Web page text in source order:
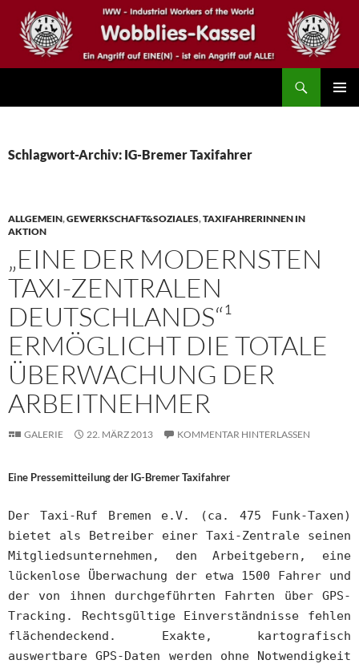
Inhalt
springen
Schlagwort-Archiv: IG-Bremer Taxifahrer
ALLGEMEIN,GEWERKSCHAFT&SOZIALES,TAXIFAHRERINNEN IN
AKTION
„EINE DER MODERNSTEN
TAXI-ZENTRALEN
DEUTSCHLANDS“¹
ERMÖGLICHT DIE TOTALE
ÜBERWACHUNG DER
ARBEITNEHMER
GALERIE 22. MÄRZ 2013 KOMMENTAR HINTERLASSEN
Eine Pressemitteilung der IG-Bremer Taxifahrer
Der Taxi-Ruf Bremen e.V. (ca. 475 Funk-Taxen)
bietet als Betreiber einer Taxi-Zentrale seinen
Mitgliedsunternehmen, den Arbeitgebern, eine
lückenlose Überwachung der etwa 1500 Fahrer und
der von ihnen durchgeführten Fahrten über GPS-
Tracking. Rechtsgültige Einverständnisse fehlen
flächendeckend. Exakte, kartografisch
auswertbare GPS-Daten werden ohne Notwendigkeit